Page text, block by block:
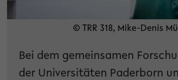
© TRR 318, Mike-Denis
Bei dem gemeinsamen
der Universitäten Paderborn